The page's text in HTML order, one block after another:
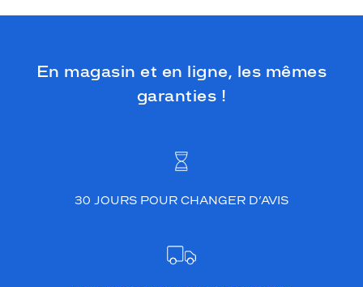
En magasin et en ligne, les mêmes
garanties !
30 JOURS POUR CHANGER D’AVIS